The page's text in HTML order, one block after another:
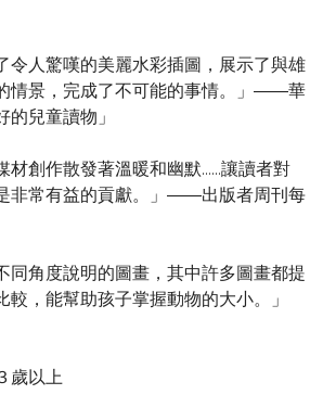
人驚嘆的美麗水彩插圖，展示了與雄
情景，完成了不可能的事情。」――華
兒童讀物」
創作散發著溫暖和幽默……讓讀者對
非常有益的貢獻。」――出版者周刊每
角度說明的圖畫，其中許多圖畫都提
較，能幫助孩子掌握動物的大小。」
以上